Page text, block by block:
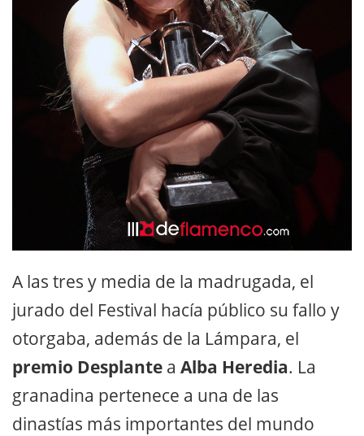
A las tres y media de la madrugada, el
jurado del Festival hacía público su fallo y
otorgaba, además de la Lámpara, el
premio Desplante a Alba Heredia. La
granadina pertenece a una de las
dinastías más importantes del mundo